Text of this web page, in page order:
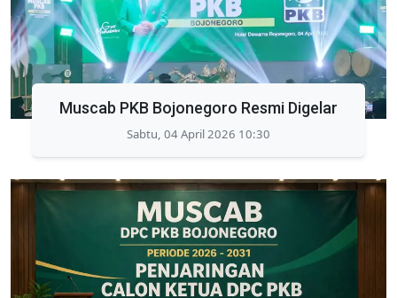
Muscab PKB Bojonegoro Resmi Digelar
Sabtu, 04 April 2026 10:30